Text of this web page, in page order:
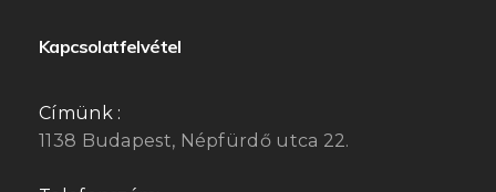
Kapcsolatfelvétel
Címünk :
1138 Budapest, Népfürdő utca 22.